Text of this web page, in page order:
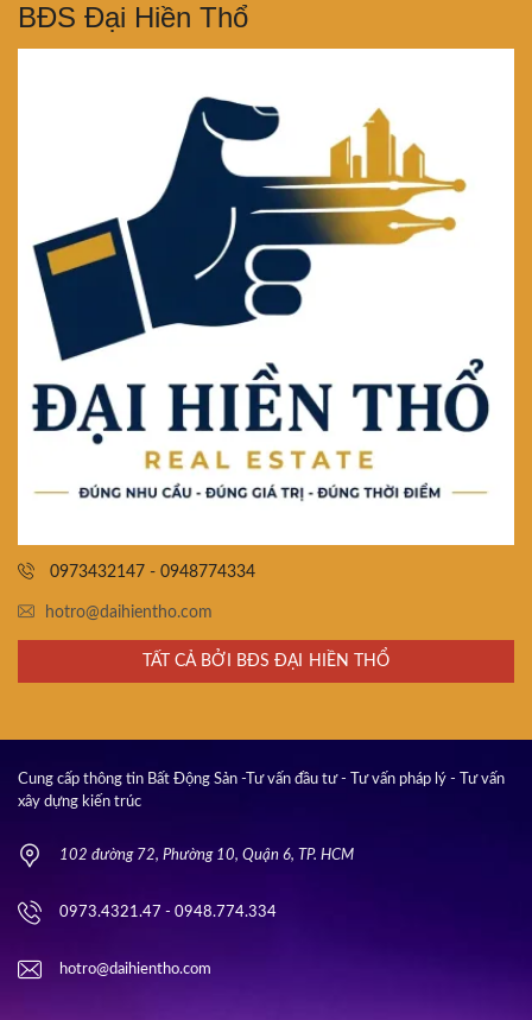
BĐS Đại Hiền Thổ
0973432147 - 0948774334
hotro@daihientho.com
TẤT CẢ BỞI BĐS ĐẠI HIỀN THỔ
Cung cấp thông tin Bất Động Sản -Tư vấn đầu tư - Tư vấn pháp lý - Tư vấn
xây dựng kiến trúc
102 đường 72, Phường 10, Quận 6, TP. HCM
0973.4321.47 - 0948.774.334
hotro@daihientho.com